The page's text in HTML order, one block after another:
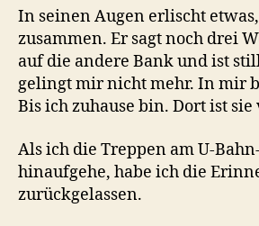
In seinen Augen erlischt
zusammen. Er sagt noch drei
auf die andere Bank und ist
gelingt mir nicht mehr. In mir
Bis ich zuhause bin. Dort ist
Als ich die Treppen am U-
hinaufgehe, habe ich die
zurückgelassen.